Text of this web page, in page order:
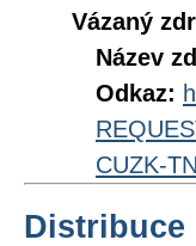
Vázaný
Název
Odkaz:
CUZK-
Distribuce